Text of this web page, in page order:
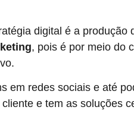
digital é a produção
, pois é por meio do
em redes sociais e até
e tem as soluções